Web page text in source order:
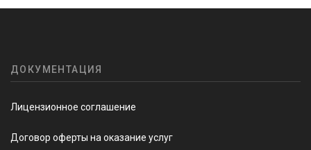
ДОКУМЕНТАЦИЯ
Лицензионное соглашение
Договор оферты на оказание услуг